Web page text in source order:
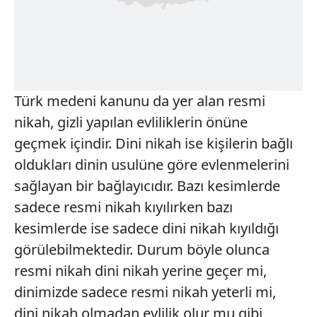
Türk medeni kanunu da yer alan resmi
nikah, gizli yapılan evliliklerin önüne
geçmek içindir. Dini nikah ise kişilerin bağlı
oldukları dinin usulüne göre evlenmelerini
sağlayan bir bağlayıcıdır. Bazı kesimlerde
sadece resmi nikah kıyılırken bazı
kesimlerde ise sadece dini nikah kıyıldığı
görülebilmektedir. Durum böyle olunca
resmi nikah dini nikah yerine geçer mi,
dinimizde sadece resmi nikah yeterli mi,
dini nikah olmadan evlilik olur mu gibi